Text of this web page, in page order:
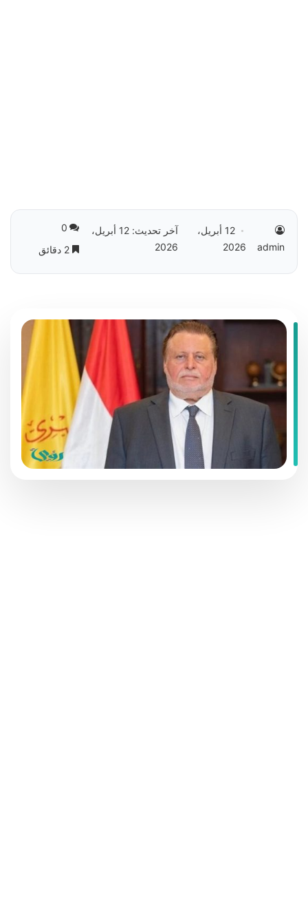
admin
12 أبريل،
2026
آخر تحديث: 12 أبريل،
2026
0
2 دقائق